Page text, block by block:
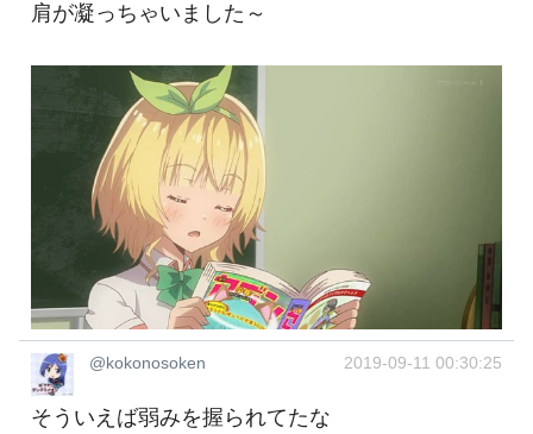
肩が凝っちゃいました～
@kokonosoken 2019-09-11 00:30:25
そういえば弱みを握られてたな